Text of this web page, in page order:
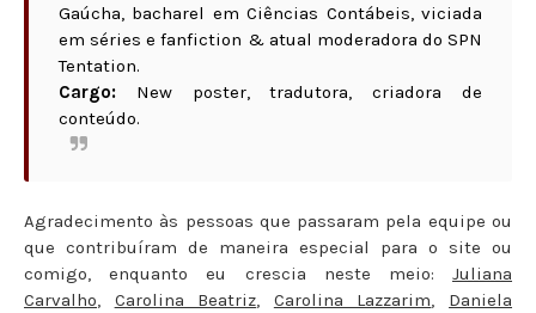
Gaúcha, bacharel em Ciências Contábeis, viciada
em séries e fanfiction & atual moderadora do SPN
Tentation.
Cargo: New poster, tradutora, criadora de
conteúdo.
Agradecimento às pessoas que passaram pela equipe ou
que contribuíram de maneira especial para o site ou
comigo, enquanto eu crescia neste meio: Juliana
Carvalho, Carolina Beatriz, Carolina Lazzarim, Daniela